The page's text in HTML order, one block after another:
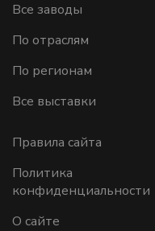
Все заводы
По отраслям
По регионам
Все выставки
Правила сайта
Политика
конфиденциальности
О сайте